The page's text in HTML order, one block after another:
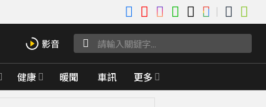
健康 暖聞 車訊 更多